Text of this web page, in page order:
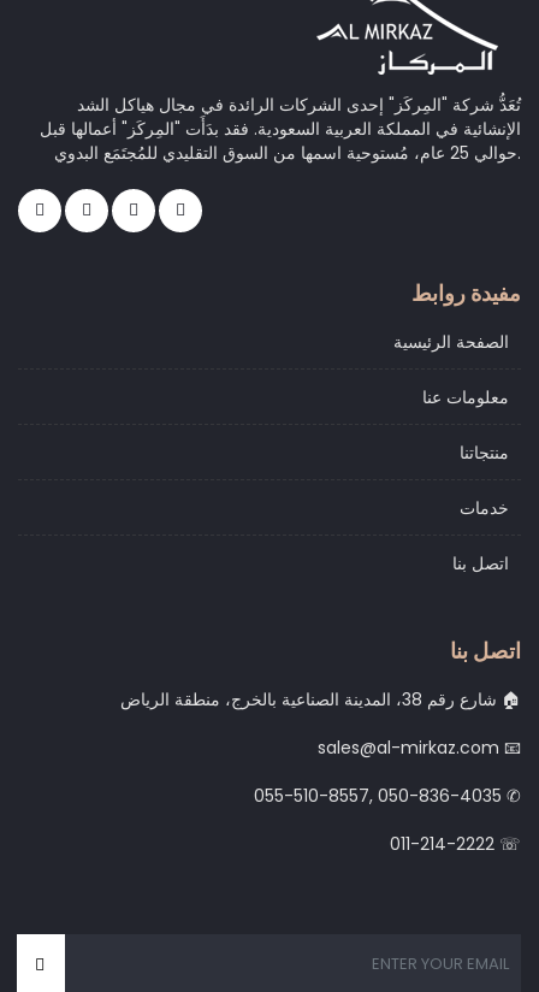
تُعَدُّ شركة "المِركَز" إحدى الشركات الرائدة في مجال هياكل الشد
الإنشائية في المملكة العربية السعودية. فقد بدَأَت "المِركَز" أعمالها قبل
حوالي 25 عام، مُستوحية اسمها من السوق التقليدي للمُجتَمَع البدوي.
مفيدة روابط
الصفحة الرئيسية
معلومات عنا
منتجاتنا
خدمات
اتصل بنا
اتصل بنا
شارع رقم 38، المدينة الصناعية بالخرج، منطقة الرياض 🏠
sales@al-mirkaz.com 📧
055-510-8557, 050-836-4035 ✆
011-214-2222 ☏